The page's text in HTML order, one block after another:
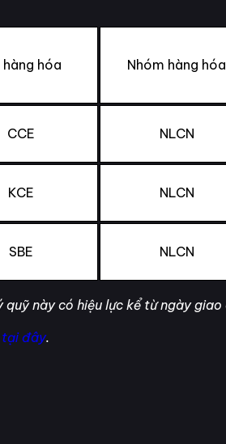
hàng hóa Nhóm hàng hóa
CCE NLCN
KCE NLCN
SBE NLCN
quỹ này có hiệu lực kể từ ngày
tại đây.